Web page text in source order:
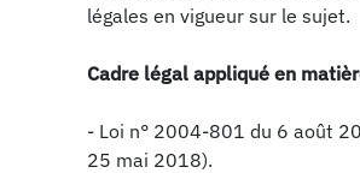
légales en vigueur sur le sujet.
Cadre légal appliqué en
- Loi n° 2004-801 du 6 août
25 mai 2018).